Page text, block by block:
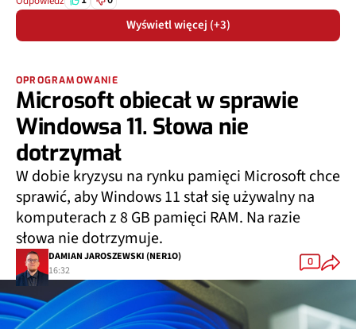
Wyświetl więcej (+3)
OPROGRAMOWANIE
Microsoft obiecał w sprawie
Windowsa 11. Słowa nie
dotrzymał
W dobie kryzysu na rynku pamięci Microsoft chce
sprawić, aby Windows 11 stał się używalny na
komputerach z 8 GB pamięci RAM. Na razie
słowa nie dotrzymuje.
DAMIAN JAROSZEWSKI (NER1O)
16:32
0